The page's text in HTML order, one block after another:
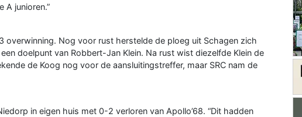
A junioren.”
overwinning. Nog voor rust herstelde de ploeg uit Schagen zich
doelpunt van Robbert-Jan Klein. Na rust wist diezelfde Klein de
de Koog nog voor de aansluitingstreffer, maar SRC nam de
in eigen huis met 0-2 verloren van Apollo’68. “Dit hadden